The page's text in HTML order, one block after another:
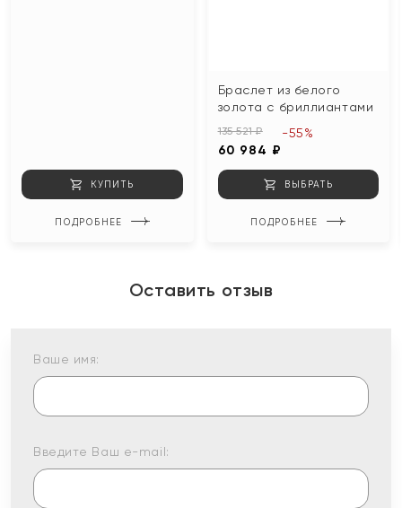
КУПИТЬ
ПОДРОБНЕЕ
Браслет из белого
золота с бриллиантами
135 521 ₽
60 984 ₽
-55%
ВЫБРАТЬ
ПОДРОБНЕЕ
Оставить отзыв
Ваше имя:
Введите Ваш e-mail: